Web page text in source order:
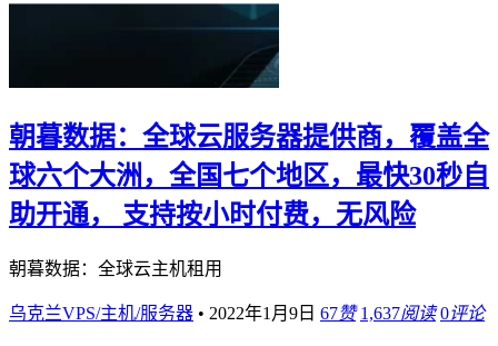
朝暮数据：全球云服务器提供商，覆盖全
球六个大洲，全国七个地区，最快30秒自
助开通， 支持按小时付费，无风险
朝暮数据：全球云主机租用
乌克兰VPS/主机/服务器 • 2022年1月9日 67赞 1,637阅读 0评论